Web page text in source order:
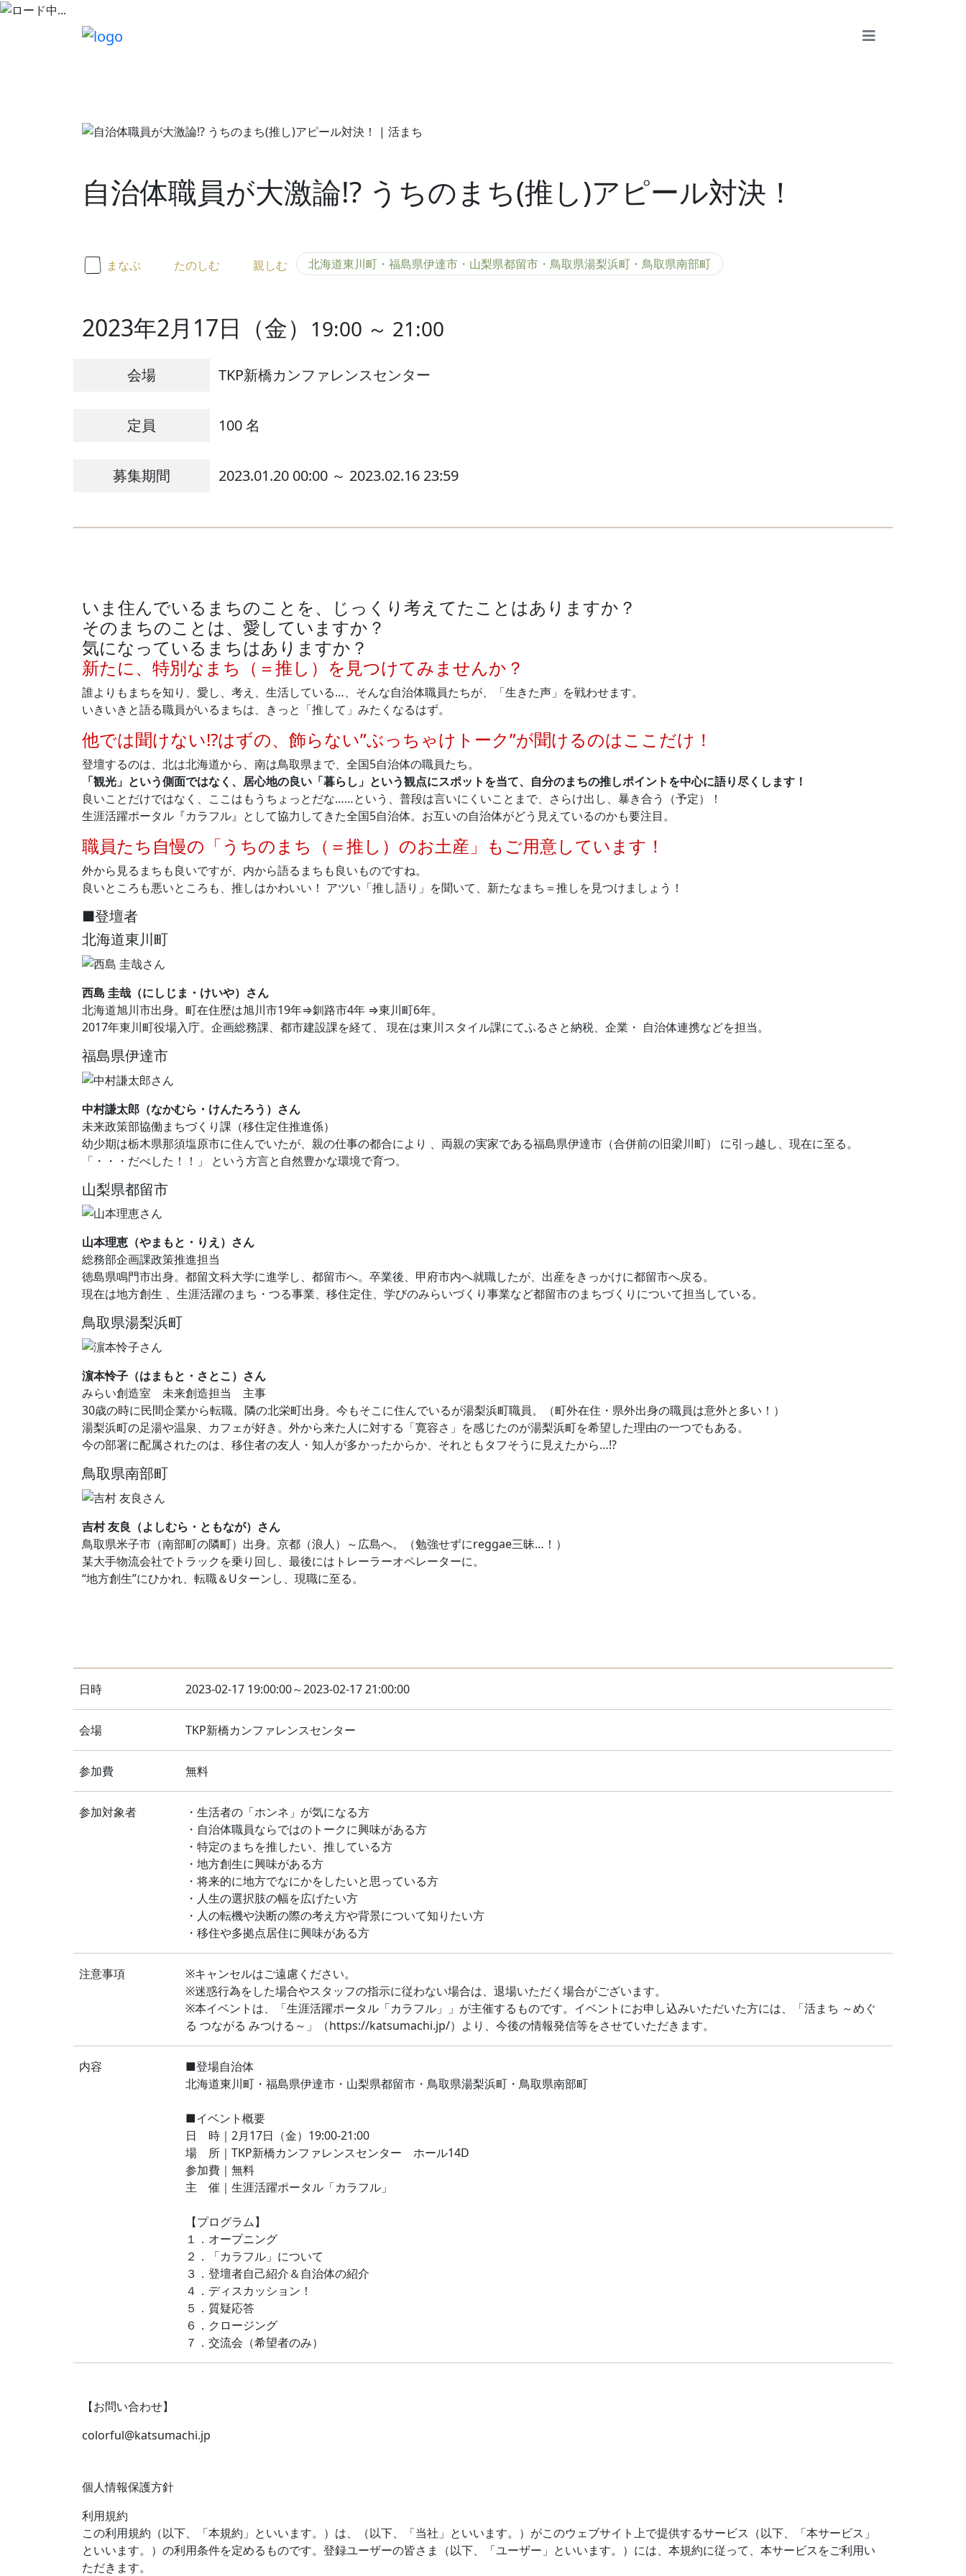
自治体職員が大激論!? うちのまち(推し)アピール対決！
まなぶ たのしむ 親しむ 北海道東川町・福島県伊達市・山梨県都留市・鳥取県湯梨浜町・鳥取県南部町
2023年2月17日（金） 19:00 ～ 21:00
会場 TKP新橋カンファレンスセンター
定員 100 名
募集期間 2023.01.20 00:00 ～ 2023.02.16 23:59
いま住んでいるまちのことを、じっくり考えてたことはありますか？
そのまちのことは、愛していますか？
気になっているまちはありますか？
新たに、特別なまち（＝推し）を見つけてみませんか？
誰よりもまちを知り、愛し、考え、生活している…、そんな自治体職員たちが、「生きた声」を戦わせます。
いきいきと語る職員がいるまちは、きっと「推して」みたくなるはず。
他では聞けない!?はずの、飾らない”ぶっちゃけトーク”が聞けるのはここだけ！
登壇するのは、北は北海道から、南は鳥取県まで、全国5自治体の職員たち。
「観光」という側面ではなく、居心地の良い「暮らし」という観点にスポットを当て、自分のまちの推しポイントを中心に語り尽くします！
良いことだけではなく、ここはもうちょっとだな……という、普段は言いにくいことまで、さらけ出し、暴き合う（予定）！
生涯活躍ポータル『カラフル』として協力してきた全国5自治体。お互いの自治体がどう見えているのかも要注目。
職員たち自慢の「うちのまち（＝推し）のお土産」もご用意しています！
外から見るまちも良いですが、内から語るまちも良いものですね。
良いところも悪いところも、推しはかわいい！ アツい「推し語り」を聞いて、新たなまち＝推しを見つけましょう！
■登壇者
北海道東川町
西島 圭哉（にしじま・けいや）さん
北海道旭川市出身。町在住歴は旭川市19年⇒釧路市4年 ⇒東川町6年。
2017年東川町役場入庁。企画総務課、都市建設課を経て、 現在は東川スタイル課にてふるさと納税、企業・ 自治体連携などを担当。
福島県伊達市
中村謙太郎（なかむら・けんたろう）さん
未来政策部協働まちづくり課（移住定住推進係）
幼少期は栃木県那須塩原市に住んでいたが、親の仕事の都合により 、両親の実家である福島県伊達市（合併前の旧梁川町） に引っ越し、現在に至る。
「・・・だべした！！」 という方言と自然豊かな環境で育つ。
山梨県都留市
山本理恵（やまもと・りえ）さん
総務部企画課政策推進担当
徳島県鳴門市出身。都留文科大学に進学し、都留市へ。卒業後、甲府市内へ就職したが、出産をきっかけに都留市へ戻る。
現在は地方創生 、生涯活躍のまち・つる事業、移住定住、学びのみらいづくり事業など都留市のまちづくりについて担当している。
鳥取県湯梨浜町
濵本怜子（はまもと・さとこ）さん
みらい創造室 未来創造担当 主事
30歳の時に民間企業から転職。隣の北栄町出身。今もそこに住んでいるが湯梨浜町職員。（町外在住・県外出身の職員は意外と多い！）
湯梨浜町の足湯や温泉、カフェが好き。外から来た人に対する「寛容さ」を感じたのが湯梨浜町を希望した理由の一つでもある。
今の部署に配属されたのは、移住者の友人・知人が多かったからか、それともタフそうに見えたから…⁉
鳥取県南部町
吉村 友良（よしむら・ともなが）さん
鳥取県米子市（南部町の隣町）出身。京都（浪人）～広島へ。（勉強せずにreggae三昧…！）
某大手物流会社でトラックを乗り回し、最後にはトレーラーオペレーターに。
“地方創生”にひかれ、転職＆Uターンし、現職に至る。
日時 2023-02-17 19:00:00～2023-02-17 21:00:00
会場 TKP新橋カンファレンスセンター
参加費 無料
参加対象者
・生活者の「ホンネ」が気になる方
・自治体職員ならではのトークに興味がある方
・特定のまちを推したい、推している方
・地方創生に興味がある方
・将来的に地方でなにかをしたいと思っている方
・人生の選択肢の幅を広げたい方
・人の転機や決断の際の考え方や背景について知りたい方
・移住や多拠点居住に興味がある方
注意事項
※キャンセルはご遠慮ください。
※迷惑行為をした場合やスタッフの指示に従わない場合は、退場いただく場合がございます。
※本イベントは、「生涯活躍ポータル「カラフル」」が主催するものです。イベントにお申し込みいただいた方には、「活まち ～めぐ
る つながる みつける～」（https://katsumachi.jp/）より、今後の情報発信等をさせていただきます。
内容
■登場自治体
北海道東川町・福島県伊達市・山梨県都留市・鳥取県湯梨浜町・鳥取県南部町
■イベント概要
日 時｜2月17日（金）19:00-21:00
場 所｜TKP新橋カンファレンスセンター ホール14D
参加費｜無料
主 催｜生涯活躍ポータル「カラフル」
【プログラム】
１．オープニング
２．「カラフル」について
３．登壇者自己紹介＆自治体の紹介
４．ディスカッション！
５．質疑応答
６．クロージング
７．交流会（希望者のみ）
【お問い合わせ】
colorful@katsumachi.jp
個人情報保護方針
利用規約
この利用規約（以下、「本規約」といいます。）は、（以下、「当社」といいます。）がこのウェブサイト上で提供するサービス（以下、「本サービス」
といいます。）の利用条件を定めるものです。登録ユーザーの皆さま（以下、「ユーザー」といいます。）には、本規約に従って、本サービスをご利用い
ただきます。